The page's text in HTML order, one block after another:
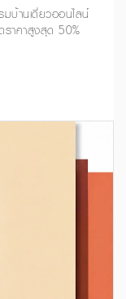
บ้านเดี่ยวออนไลน์
าคาสูงสุด 50%